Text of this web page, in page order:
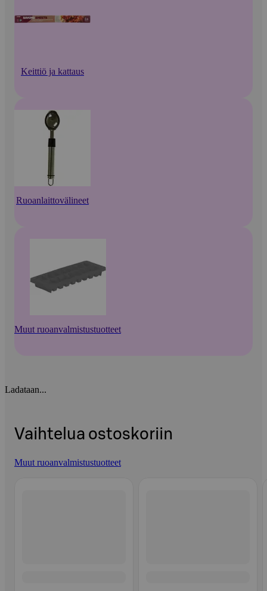
Keittiö ja kattaus
Ruoanlaittovälineet
Muut ruoanvalmistustuotteet
Ladataan...
Vaihtelua ostoskoriin
Muut ruoanvalmistustuotteet